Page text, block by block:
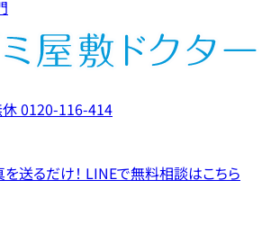
0120-116-414
送るだけ！ LINEで無料相談はこちら